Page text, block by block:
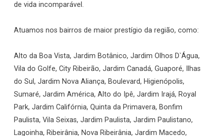
de vida incomparável.
Atuamos nos bairros de maior prestígio da região, como:
Alto da Boa Vista, Jardim Botânico, Jardim Olhos D`Água,
Vila do Golfe, City Ribeirão, Jardim Canadá, Guaporé, Ilhas
do Sul, Jardim Nova Aliança, Boulevard, Higienópolis,
Sumaré, Jardim América, Alto do Ipê, Jardim Irajá, Royal
Park, Jardim Califórnia, Quinta da Primavera, Bonfim
Paulista, Vila Seixas, Jardim Paulista, Jardim Paulistano,
Lagoinha, Ribeirânia, Nova Ribeirânia, Jardim Macedo,